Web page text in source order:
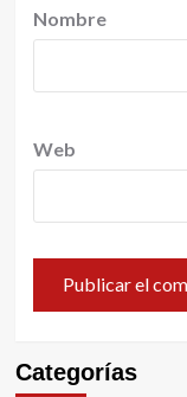
Nombre
Web
Categorías